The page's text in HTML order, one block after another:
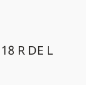
R DE L